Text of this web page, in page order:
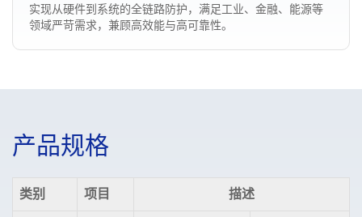
实现从硬件到系统的全链路防护，满足工业、金融、能源等
领域严苛需求，兼顾高效能与高可靠性。
产品规格
类别 项目 描述